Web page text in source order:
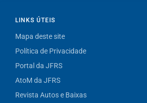
LINKS ÚTEIS
Mapa deste site
Política de Privacidade
Portal da JFRS
AtoM da JFRS
Revista Autos e Baixas